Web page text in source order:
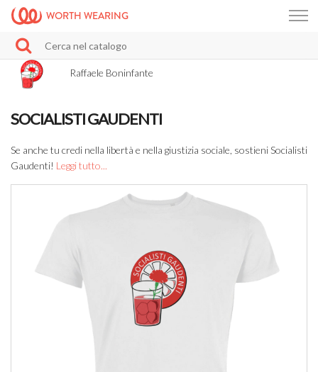
WORTH WEARING
Raffaele Boninfante
SOCIALISTI GAUDENTI
Se anche tu credi nella libertà e nella giustizia sociale, sostieni Socialisti
Gaudenti! Leggi tutto...